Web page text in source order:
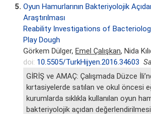
5. Oyun Hamurlarının Bakteriyolojik
Araştırılması
Reability Investigations of
Play Dough
Görkem Dülger, Emel Çalışkan, Nida
doi: 10.5505/TurkHijyen.2016.34603
GİRİŞ ve AMAÇ: Çalışmada Düzce
kırtasiyelerde satılan ve okul öncesi
kurumlarda sıklıkla kullanılan oyun
bakteriyolojik açıdan